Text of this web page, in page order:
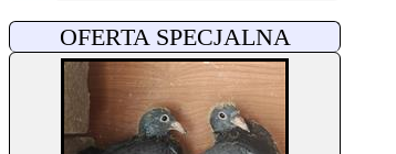
OFERTA SPECJALNA